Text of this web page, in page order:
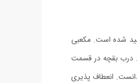
شده است. مکعبی
درب بقچه در قسمت
انعطاف پذیری